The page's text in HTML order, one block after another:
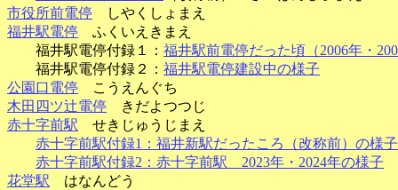
市役所前電停 しやくしょまえ
福井駅電停 ふくいえきまえ
福井駅電停付録１： 福井駅前電停だった頃（2006年・
福井駅電停付録２： 福井駅電停建設中の様子
公園口電停 こうえんぐち
木田四ツ辻電停 きだよつつじ
赤十字前駅 せきじゅうじまえ
赤十字前駅付録1：福井新駅だったころ（改称前）の様子
赤十字前駅付録2：赤十字前駅 2023年・2024年の様子
花堂駅 はなんどう